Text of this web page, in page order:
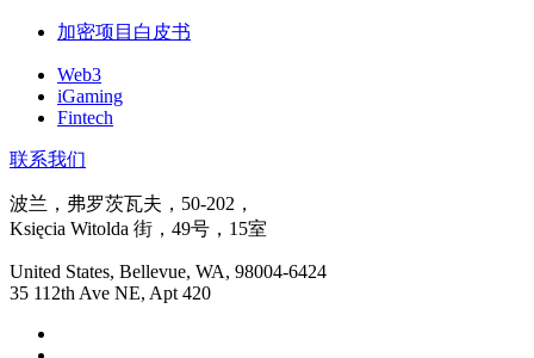
加密项目白皮书
Web3
iGaming
Fintech
联系我们
波兰，弗罗茨瓦夫，50-202，
Księcia Witolda 街，49号，15室
United States, Bellevue, WA, 98004-6424
35 112th Ave NE, Apt 420